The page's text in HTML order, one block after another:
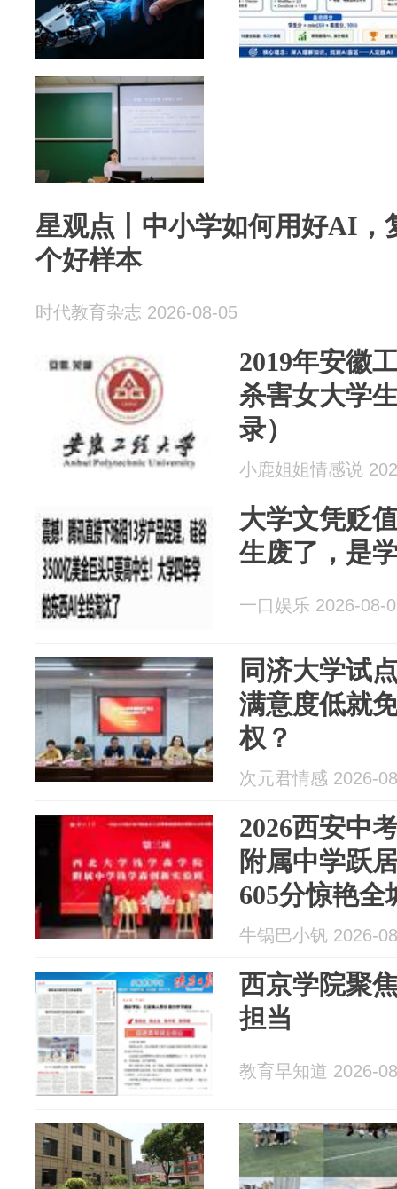
星观点丨中小学如何用好AI，
个好样本
时代教育杂志 2026-08-05
2019年安徽
杀害女大学
录）
小鹿姐姐情感说
大学文凭贬
生废了，是
一口娱乐 2026-08-
同济大学试
满意度低就
权？
次元君情感 2026-
2026西安中
附属中学跃
605分惊艳全
牛锅巴小钒 2026-
西京学院聚
担当
教育早知道 2026-